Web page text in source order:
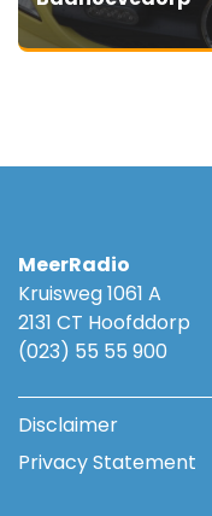
MeerRadio
Kruisweg 1061 A
2131 CT Hoofddorp
(023) 55 55 900
Disclaimer
Privacy Statement